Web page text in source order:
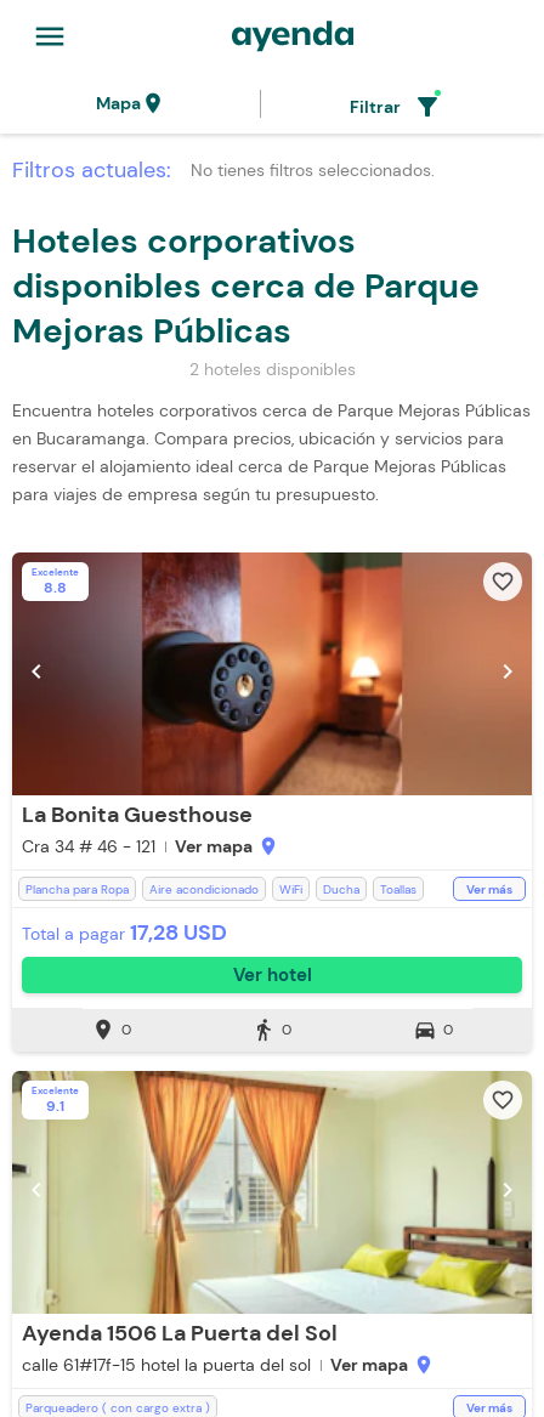
menu
Mapalocation_on Filtrar filter_alt
Filtros actuales: No tienes filtros seleccionados.
Hoteles corporativos
disponibles cerca de Parque
Mejoras Públicas
2 hoteles disponibles
Encuentra hoteles corporativos cerca de Parque Mejoras Públicas
en Bucaramanga. Compara precios, ubicación y servicios para
reservar el alojamiento ideal cerca de Parque Mejoras Públicas
para viajes de empresa según tu presupuesto.
Excelente
8.8 favorite_border
chevron_left chevron_right
La Bonita Guesthouse
Cra 34 # 46 - 121 Ver mapa location_on
Plancha para Ropa Aire acondicionado WiFi Ducha Toallas Ver más
Total a pagar 17,28 USD
Ver hotel
location_on 0 directions_walk 0 directions_car 0
Excelente
9.1 favorite_border
chevron_left chevron_right
Ayenda 1506 La Puerta del Sol
calle 61#17f-15 hotel la puerta del sol Ver mapa location_on
Parqueadero ( con cargo extra )
Ver más